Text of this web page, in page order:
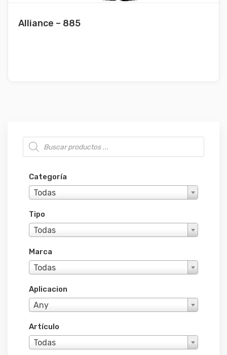
Búsqueda de productos
Categoría
Todas
Tipo
Todas
Marca
Todas
Aplicacion
Any
Artículo
Todas
Alliance – 885